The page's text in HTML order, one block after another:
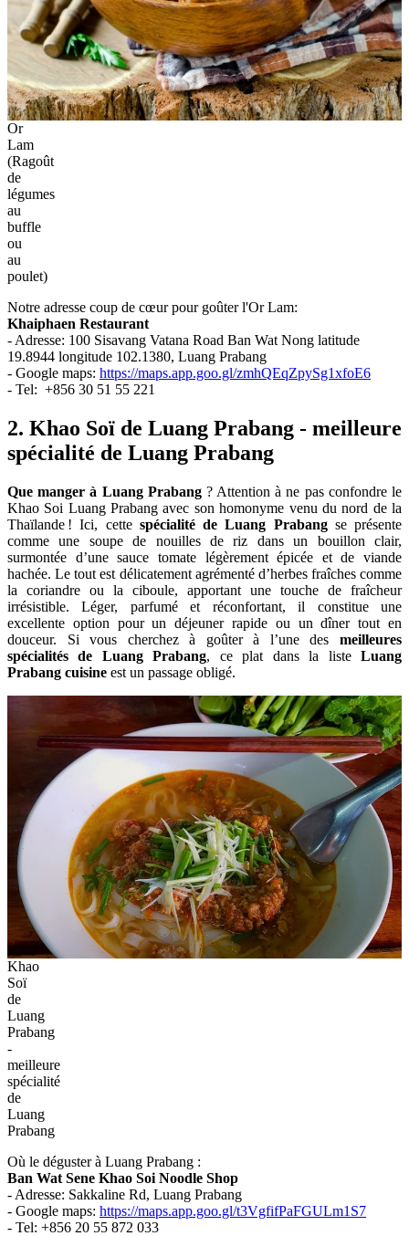
Or
Lam
(Ragoût
de
légumes
au
buffle
ou
au
poulet)
Notre adresse coup de cœur pour goûter l'Or Lam:
Khaiphaen Restaurant
- Adresse: 100 Sisavang Vatana Road Ban Wat Nong latitude
19.8944 longitude 102.1380, Luang Prabang
- Google maps: https://maps.app.goo.gl/zmhQEqZpySg1xfoE6
- Tel: +856 30 51 55 221
2. Khao Soï de Luang Prabang - meilleure
spécialité de Luang Prabang
Que manger à Luang Prabang? Attention à ne pas confondre le
Khao Soi Luang Prabang avec son homonyme venu du nord de la
Thaïlande ! Ici, cette spécialité de Luang Prabangse présente
comme une soupe de nouilles de riz dans un bouillon clair,
surmontée d’une sauce tomate légèrement épicée et de viande
hachée. Le tout est délicatement agrémenté d’herbes fraîches comme
la coriandre ou la ciboule, apportant une touche de fraîcheur
irrésistible. Léger, parfumé et réconfortant, il constitue une
excellente option pour un déjeuner rapide ou un dîner tout en
douceur. Si vous cherchez à goûter à l’une des meilleures
spécialités de Luang Prabang, ce plat dans la listeLuang
Prabang cuisine est un passage obligé.
Khao
Soï
de
Luang
Prabang
-
meilleure
spécialité
de
Luang
Prabang
Où le déguster à Luang Prabang :
Ban Wat Sene Khao Soi Noodle Shop
- Adresse: Sakkaline Rd, Luang Prabang
- Google maps: https://maps.app.goo.gl/t3VgfifPaFGULm1S7
- Tel: +856 20 55 872 033